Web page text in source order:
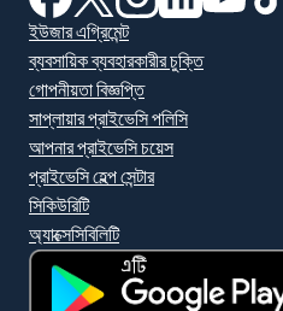
ইউজার এগ্রিমেন্ট
ব্যবসায়িক ব্যবহারকারীর চুক্তি
গোপনীয়তা বিজ্ঞপ্তি
সাপ্লায়ার প্রাইভেসি পলিসি
আপনার প্রাইভেসি চয়েস
প্রাইভেসি হেল্প সেন্টার
সিকিউরিটি
অ্যাক্সেসিবিলিটি